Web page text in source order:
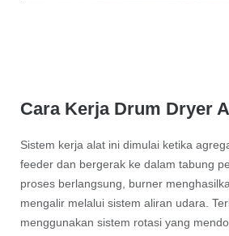
Cara Kerja Drum Dryer
Sistem kerja alat ini dimulai ketika
feeder dan bergerak ke dalam tabung
proses berlangsung, burner
mengalir melalui sistem aliran udara.
menggunakan sistem rotasi yang